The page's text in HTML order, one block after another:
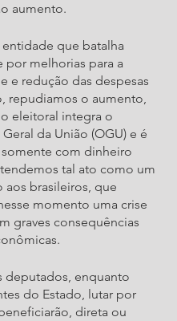
aumento.
que batalha
por melhorias para a
e redução das despesas
repudiamos o aumento,
eleitoral integra o
da União (OGU) e é
com dinheiro
tal ato como um
aos brasileiros, que
momento uma crise
graves consequências
deputados, enquanto
do Estado, lutar por
direta ou